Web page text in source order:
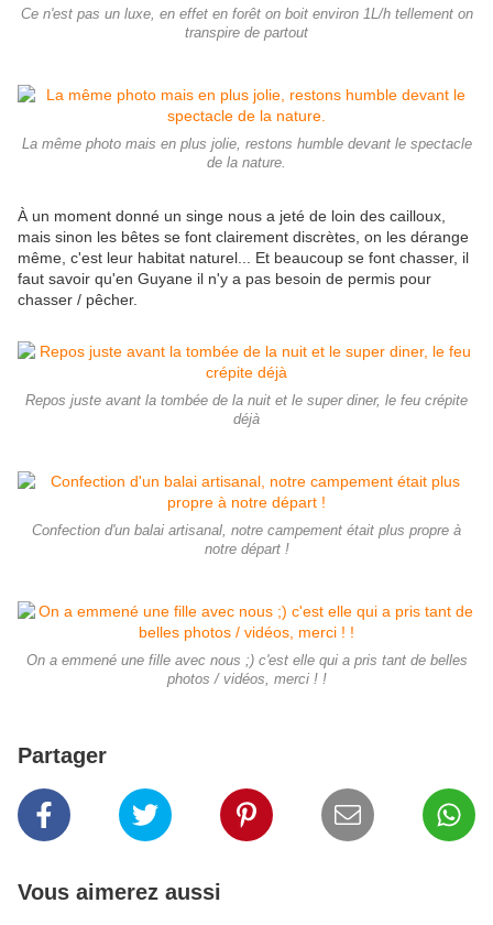
Ce n'est pas un luxe, en effet en forêt on boit environ 1L/h tellement on
transpire de partout
La même photo mais en plus jolie, restons humble devant le spectacle
de la nature.
À un moment donné un singe nous a jeté de loin des cailloux,
mais sinon les bêtes se font clairement discrètes, on les dérange
même, c'est leur habitat naturel... Et beaucoup se font chasser, il
faut savoir qu'en Guyane il n'y a pas besoin de permis pour
chasser / pêcher.
Repos juste avant la tombée de la nuit et le super diner, le feu crépite
déjà
Confection d'un balai artisanal, notre campement était plus propre à
notre départ !
On a emmené une fille avec nous ;) c'est elle qui a pris tant de belles
photos / vidéos, merci ! !
Partager
Vous aimerez aussi